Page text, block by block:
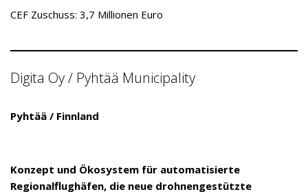
CEF Zuschuss: 3,7 Millionen Euro
Digita Oy / Pyhtää Municipality
Pyhtää / Finnland
Konzept und Ökosystem für automatisierte
Regionalflughäfen, die neue drohnengestützte